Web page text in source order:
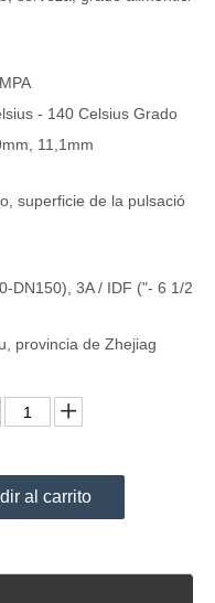
- 140 Celsius Grado
11,1mm
superficie de la pulsació
DN150), 3A / IDF ("- 6 1/2
provincia de Zhejiag
al carrito